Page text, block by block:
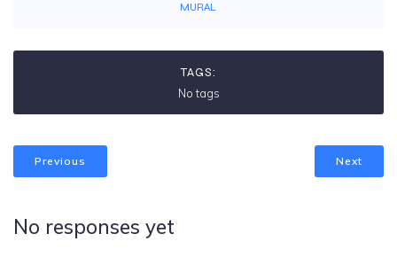
MURAL
TAGS:
No tags
Previous Next
No responses yet